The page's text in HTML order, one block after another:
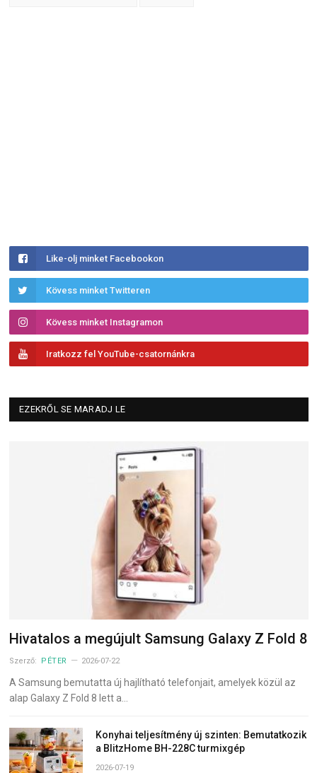
Like-olj minket Facebookon
Kövess minket Twitteren
Kövess minket Instagramon
Iratkozz fel YouTube-csatornánkra
EZEKRŐL SE MARADJ LE
Hivatalos a megújult Samsung Galaxy Z Fold 8
Szerző: PÉTER 2026-07-22
A Samsung bemutatta új hajlítható telefonjait, amelyek közül az
alap Galaxy Z Fold 8 lett a…
Konyhai teljesítmény új szinten: Bemutatkozik
a BlitzHome BH-228C turmixgép
2026-07-19